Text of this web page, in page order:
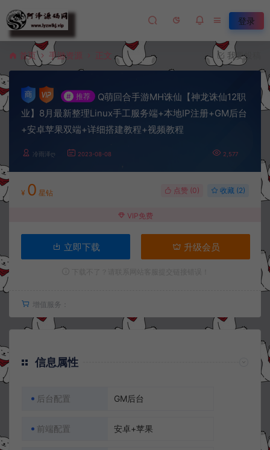
登录
首页 手游资源 正文 我要投稿
# 推荐
Q萌回合手游MH诛仙【神龙诛仙12职
业】8月最新整理Linux手工服务端+本地IP注册+GM后台
+安卓苹果双端+详细搭建教程+视频教程
冷雨泽ღ 2023-08-08 2,577
¥ 0 星钻 点赞 (0) 收藏 (2)
VIP免费
立即下载 升级会员
增值服务：
信息属性
后台配置 GM后台
前端配置 安卓+苹果